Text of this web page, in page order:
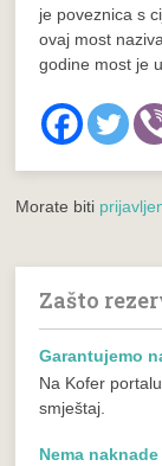
je poveznica s
ovaj most
godine most je
Morate biti
Zašto
Garantujemo
Na Kofer
smještaj.
Nema